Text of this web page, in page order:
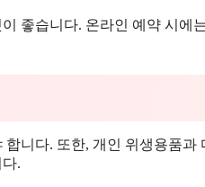
좋습니다. 온라인 예약 시에
니다. 또한, 개인 위생용품과
.